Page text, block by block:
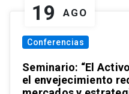
19 AGO
Conferencias
Seminario: “El
el envejecimiento